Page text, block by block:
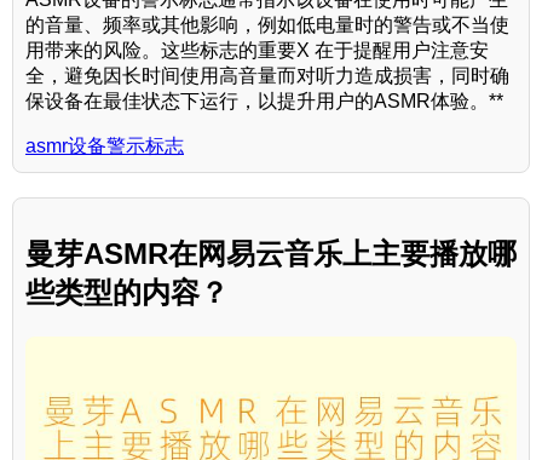
的音量、频率或其他影响，例如低电量时的警告或不当使
用带来的风险。这些标志的重要X 在于提醒用户注意安
全，避免因长时间使用高音量而对听力造成损害，同时确
保设备在最佳状态下运行，以提升用户的ASMR体验。**
asmr设备警示标志
曼芽ASMR在网易云音乐上主要播放哪
些类型的内容？